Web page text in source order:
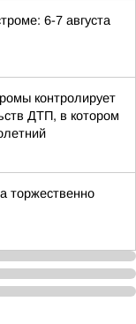
6-7 августа
контролирует
ДТП, в котором
торжественно